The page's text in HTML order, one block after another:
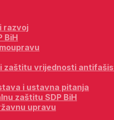
razvoj
BiH
zaštitu vrijednosti
i ustavna pitanja
zaštitu SDP BiH
upravu